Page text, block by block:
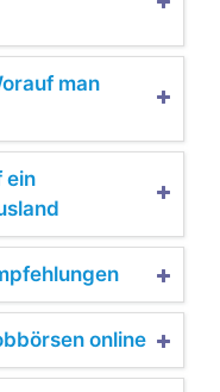
man
ein
online